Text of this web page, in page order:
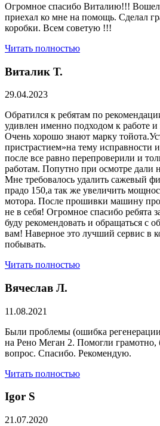
Огромное спасибо Виталию!!!
приехал ко мне на помощь. Сделал
коробки. Всем советую !!!
Читать полностью
Виталик Т.
29.04.2023
Обратился к ребятам по
удивлен именно подходом к работе и
Очень хорошо знают марку
пристрастием»на тему исправности
после все равно перепроверили и
работам. Попутно при осмотре дали
Мне требовалось удалить сажевый
прадо 150,а так же увеличить
мотора. После прошивки машину
не в себя! Огромное спасибо ребята
буду рекомендовать и обращаться с
вам! Наверное это лучший сервис в
побывать.
Читать полностью
Вячеслав Л.
11.08.2021
Были проблемы (ошибка
на Рено Меган 2. Помогли грамотно,
вопрос. Спасибо. Рекомендую.
Читать полностью
​Igor S
21.07.2020